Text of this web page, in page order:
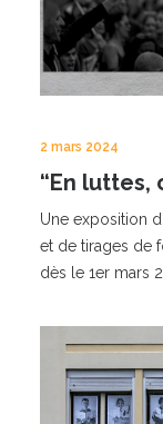
2 mars 2024
“En luttes,
Une exposition
et de tirages de
dès le 1er mars